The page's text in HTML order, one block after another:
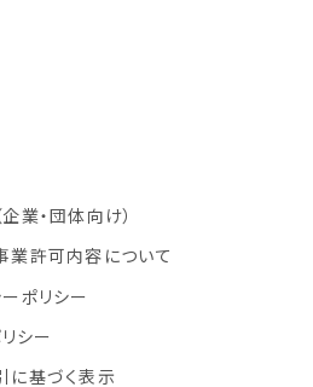
企業・団体向け）
業許可内容について
ポリシー
シー
に基づく表示